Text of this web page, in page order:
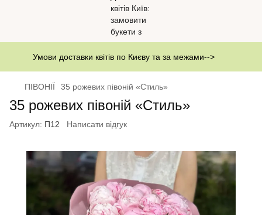
Умови доставки квітів по Києву та за межами-->
ПІВОНІЇ 35 рожевих півоній «Стиль»
35 рожевих півоній «Стиль»
Артикул: П12 Написати відгук